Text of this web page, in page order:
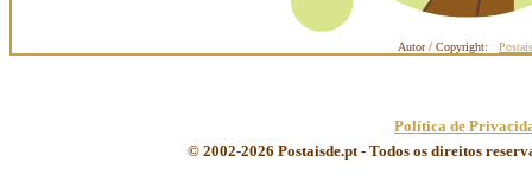
Autor / Copyright:
Política de
© 2002-2026 Postaisde.pt - Todos os direitos